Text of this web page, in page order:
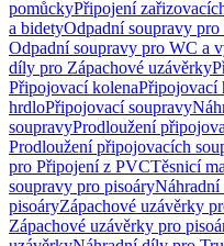
pomůckyPřipojení
a bidetyOdpadní soupravy
Odpadní soupravy pro WC a
díly pro Zápachové uzávěrky
Připojovací kolenaPřipojovací
hrdloPřipojovací soupravy
soupravyProdloužení
Prodloužení připojovacích
pro Připojení z PVCTěsnicí
soupravy pro pisoáry
pisoáryZápachové uzávěrky
Zápachové uzávěrky pro